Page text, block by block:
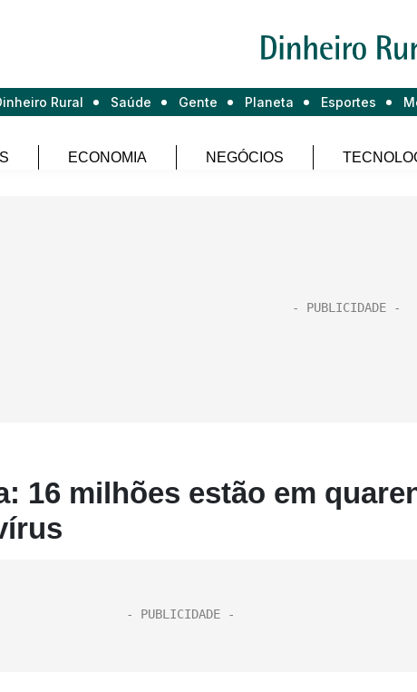
Rural Saúde Gente Planeta Esportes
ECONOMIA NEGÓCIOS
16 milhões estão em